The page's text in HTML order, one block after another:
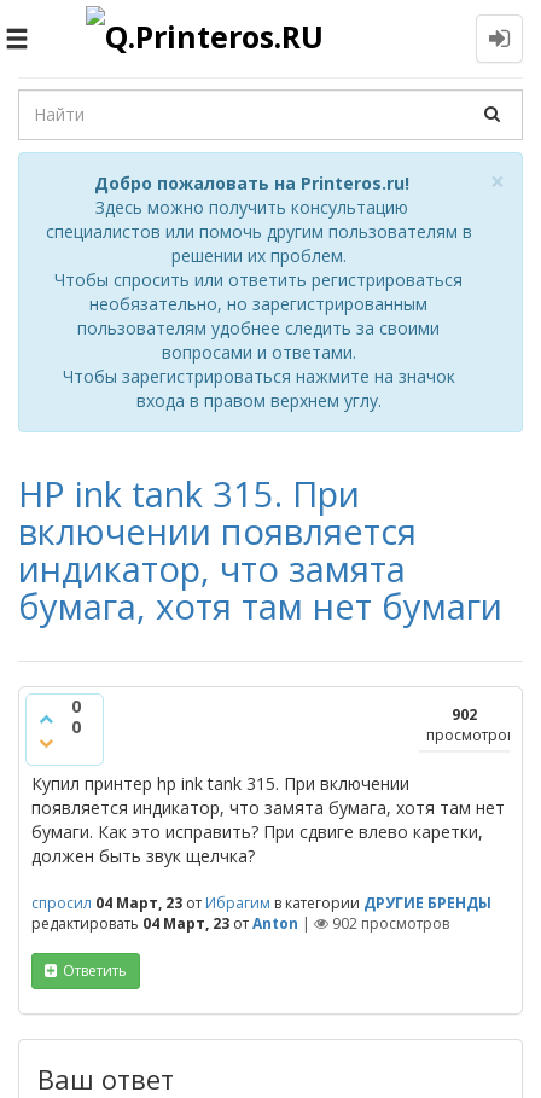
Toggle
×
Добро пожаловать на Printeros.ru!
Здесь можно получить консультацию
специалистов или помочь другим пользователям в
решении их проблем.
Чтобы спросить или ответить регистрироваться
необязательно, но зарегистрированным
пользователям удобнее следить за своими
вопросами и ответами.
Чтобы зарегистрироваться нажмите на значок
входа в правом верхнем углу.
HP ink tank 315. При
включении появляется
индикатор, что замята
бумага, хотя там нет бумаги
0
0
902
просмотров
Купил принтер hp ink tank 315. При включении
появляется индикатор, что замята бумага, хотя там нет
бумаги. Как это исправить? При сдвиге влево каретки,
должен быть звук щелчка?
спросил 04 Март, 23 от Ибрагим в категории ДРУГИЕ БРЕНДЫ
редактировать 04 Март, 23 отAnton | 902 просмотров
Ответить
Ваш ответ